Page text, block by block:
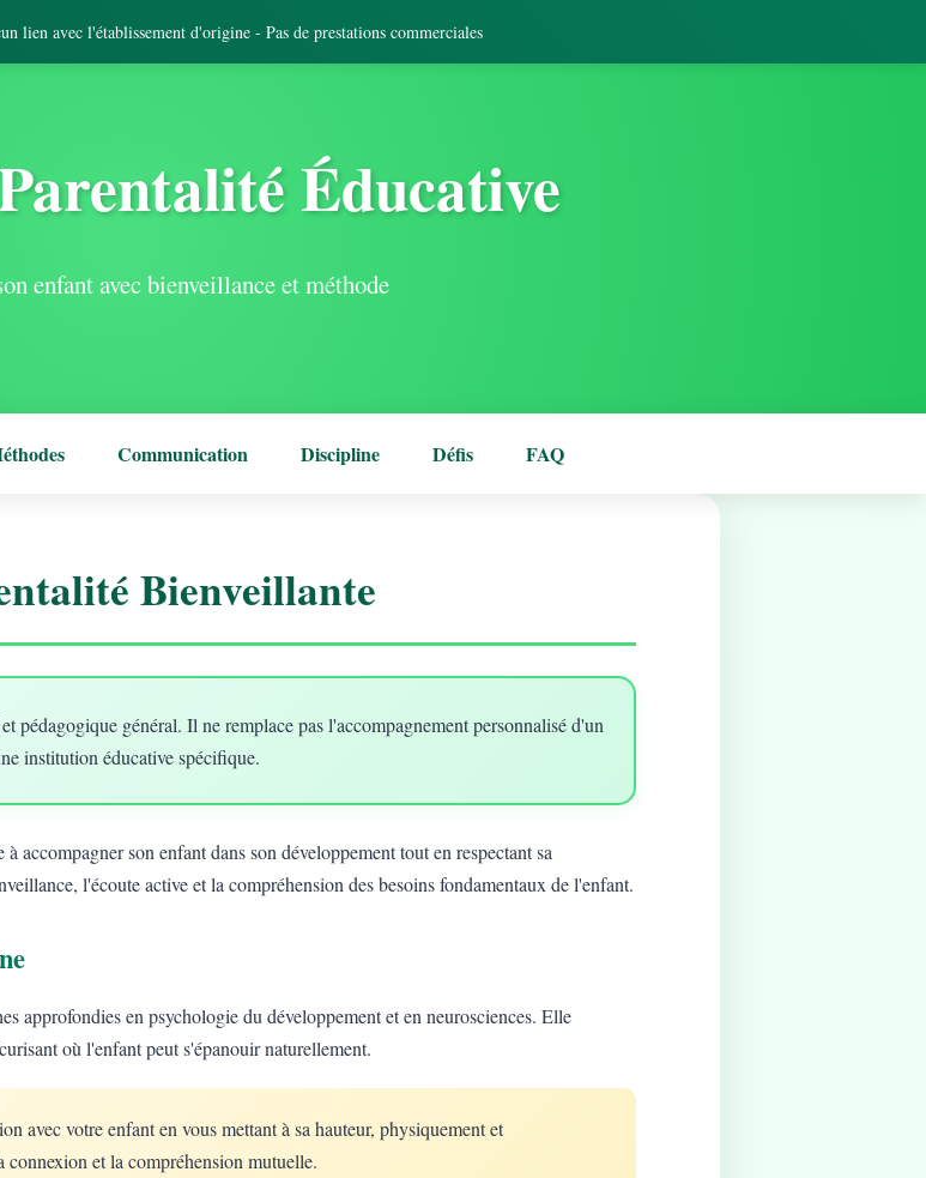
lien avec l'établissement d'origine - Pas de prestations commerciales
Éducative
enfant avec bienveillance et méthode
Communication Discipline Défis FAQ
Bienveillante
pédagogique général. Il ne remplace pas l'accompagnement personnalisé d'un
institution éducative spécifique.
accompagner son enfant dans son développement tout en respectant sa
l'écoute active et la compréhension des besoins fondamentaux de l'enfant.
approfondies en psychologie du développement et en neurosciences. Elle
où l'enfant peut s'épanouir naturellement.
avec votre enfant en vous mettant à sa hauteur, physiquement et
et la compréhension mutuelle.